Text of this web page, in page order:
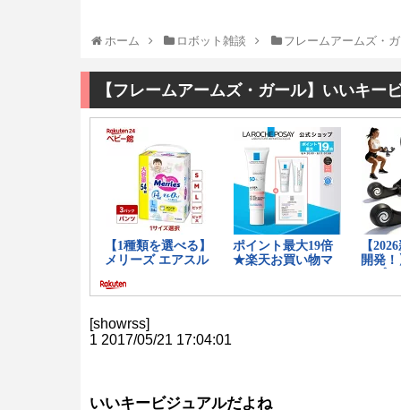
ホーム ロボット雑談 フレームアームズ・
【フレームアームズ・ガール】いいキー
[showrss]
1 2017/05/21 17:04:01
いいキービジュアルだよね